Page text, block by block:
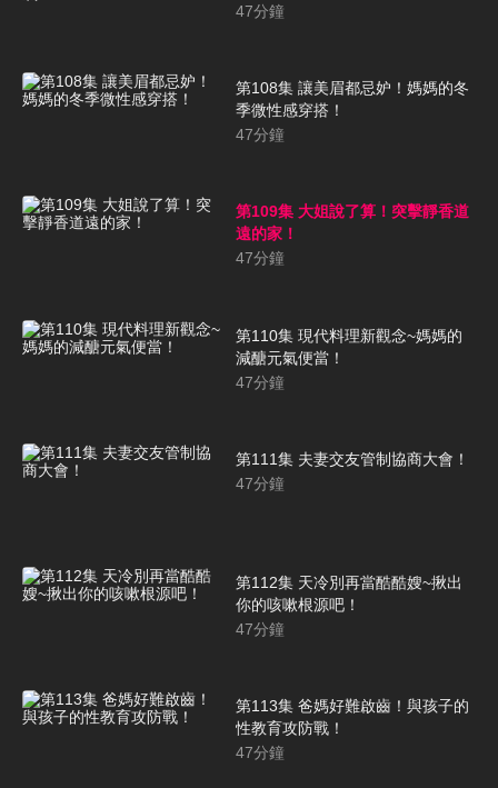
47分鐘
第108集 讓美眉都忌妒！媽媽的冬
季微性感穿搭！
47分鐘
第109集 大姐說了算！突擊靜香道
遠的家！
47分鐘
第110集 現代料理新觀念~媽媽的
減醣元氣便當！
47分鐘
第111集 夫妻交友管制協商大會！
47分鐘
第112集 天冷別再當酷酷嫂~揪出
你的咳嗽根源吧！
47分鐘
第113集 爸媽好難啟齒！與孩子的
性教育攻防戰！
47分鐘